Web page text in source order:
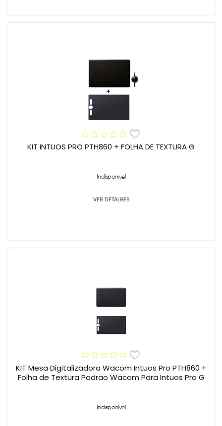
KIT INTUOS PRO PTH860 + FOLHA DE TEXTURA G
Indisponível
VER DETALHES
KIT Mesa Digitalizadora Wacom Intuos Pro PTH860 +
Folha de Textura Padrao Wacom Para Intuos Pro G
Indisponível